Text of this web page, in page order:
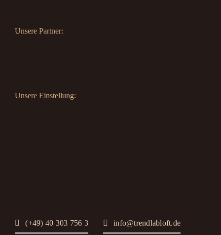
Unsere Partner:
Unsere Einstellung:
(+49) 40 303 756 3 info@trendlabloft.de